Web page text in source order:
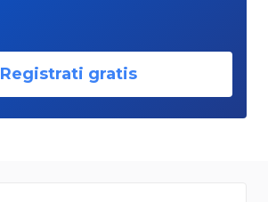
Registrati gratis